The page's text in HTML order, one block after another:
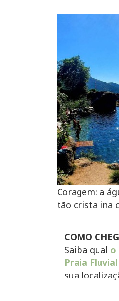
Coragem: a
tão cristalina
COMO
Saiba qual o
Praia
sua